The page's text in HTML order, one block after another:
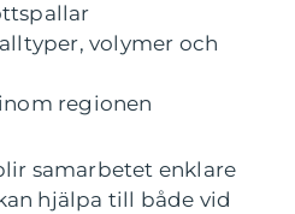
volymer och
regionen
samarbetet enklare
hjälpa till både vid